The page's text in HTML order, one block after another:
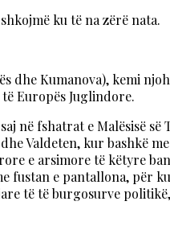
ku të na zërë nata.
dhe Kumanova), kemi
Europës Juglindore.
fshatrat e Malësisë së
Valdeten, kur bashkë
e arsimore të këtyre
fustan e pantallona, për
të të burgosurve